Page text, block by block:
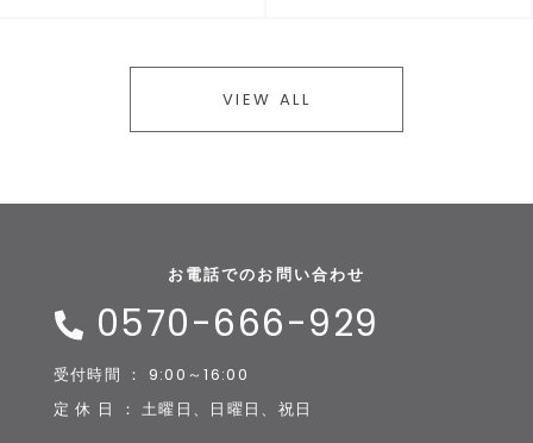
VIEW ALL
お電話でのお問い合わせ
0570-666-929
受付時間 ： 9:00～16:00
定 休 日 ： 土曜日、日曜日、祝日